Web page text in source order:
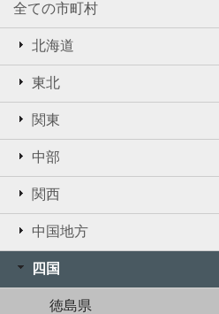
全ての市町村
北海道
東北
関東
中部
関西
中国地方
四国
徳島県